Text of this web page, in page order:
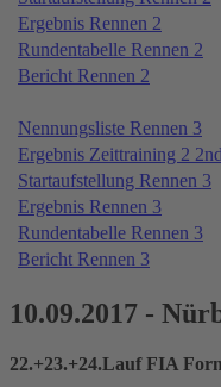
Ergebnis Rennen 2
Rundentabelle Rennen 2
Bericht Rennen 2
Nennungsliste Rennen 3
Ergebnis Zeittraining 2 2nd
Startaufstellung Rennen 3
Ergebnis Rennen 3
Rundentabelle Rennen 3
Bericht Rennen 3
10.09.2017 -
22.+23.+24.Lauf FIA